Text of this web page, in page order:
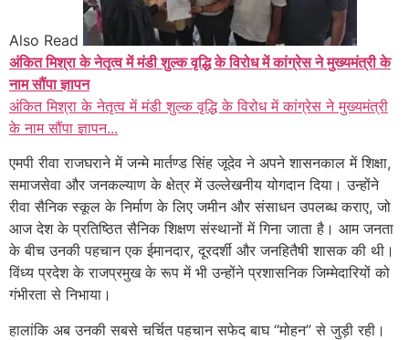
Also Read
अंकित मिश्रा के नेतृत्व में मंडी शुल्क वृद्धि के विरोध में कांग्रेस ने मुख्यमंत्री के
नाम सौंपा ज्ञापन
अंकित मिश्रा के नेतृत्व में मंडी शुल्क वृद्धि के विरोध में कांग्रेस ने मुख्यमंत्री
के नाम सौंपा ज्ञापन...
एमपी रीवा राजघराने में जन्मे मार्तण्ड सिंह जूदेव ने अपने शासनकाल में शिक्षा,
समाजसेवा और जनकल्याण के क्षेत्र में उल्लेखनीय योगदान दिया। उन्होंने
रीवा सैनिक स्कूल के निर्माण के लिए जमीन और संसाधन उपलब्ध कराए, जो
आज देश के प्रतिष्ठित सैनिक शिक्षण संस्थानों में गिना जाता है। आम जनता
के बीच उनकी पहचान एक ईमानदार, दूरदर्शी और जनहितैषी शासक की थी।
विंध्य प्रदेश के राजप्रमुख के रूप में भी उन्होंने प्रशासनिक जिम्मेदारियों को
गंभीरता से निभाया।
हालांकि अब उनकी सबसे चर्चित पहचान सफेद बाघ “मोहन” से जुड़ी रही।